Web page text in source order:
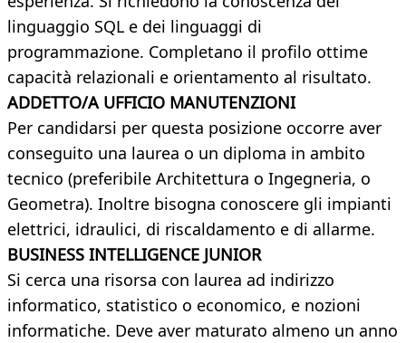
linguaggio SQL e dei linguaggi di
programmazione. Completano il profilo ottime
capacità relazionali e orientamento al risultato.
ADDETTO/A UFFICIO MANUTENZIONI
Per candidarsi per questa posizione occorre aver
conseguito una laurea o un diploma in ambito
tecnico (preferibile Architettura o Ingegneria, o
Geometra). Inoltre bisogna conoscere gli impianti
elettrici, idraulici, di riscaldamento e di allarme.
BUSINESS INTELLIGENCE JUNIOR
Si cerca una risorsa con laurea ad indirizzo
informatico, statistico o economico, e nozioni
informatiche. Deve aver maturato almeno un anno